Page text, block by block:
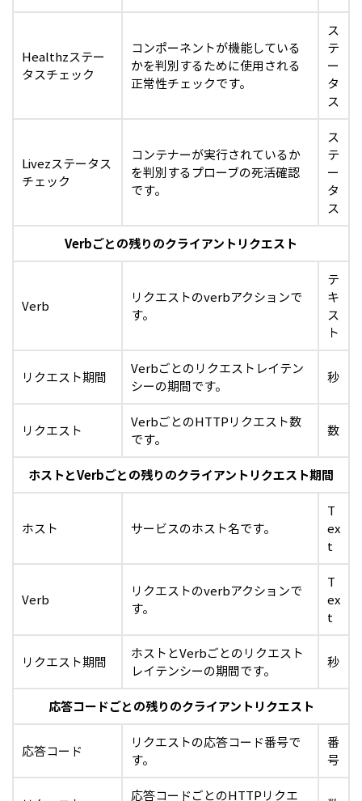
Healthzステー
タスチェック
コンポーネントが機能している
かを判別するために使用される
正常性チェックです。
ス
テ
ー
タ
ス
Livezステータス
チェック
コンテナーが実行されているか
を判別するプローブの死活確認
です。
ス
テ
ー
タ
ス
Verbごとの残りのクライアントリクエスト
Verb
リクエストのverbアクションで
す。
テ
キ
ス
ト
リクエスト期間
Verbごとのリクエストレイテン
シーの期間です。
秒
リクエスト
VerbごとのHTTPリクエスト数
です。
数
ホストとVerbごとの残りのクライアントリクエスト期間
ホスト サービスのホスト名です。
T
ex
t
Verb
リクエストのverbアクションで
す。
T
ex
t
リクエスト期間
ホストとVerbごとのリクエスト
レイテンシーの期間です。
秒
応答コードごとの残りのクライアントリクエスト
応答コード
リクエストの応答コード番号で
す。
番
号
応答コードごとのHTTPリクエ